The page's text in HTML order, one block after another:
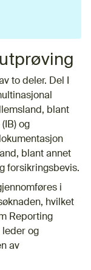
to deler. Del I
blant
og
blant annet
forsikringsbevis.
i
hvilket
Reporting
leder og
av